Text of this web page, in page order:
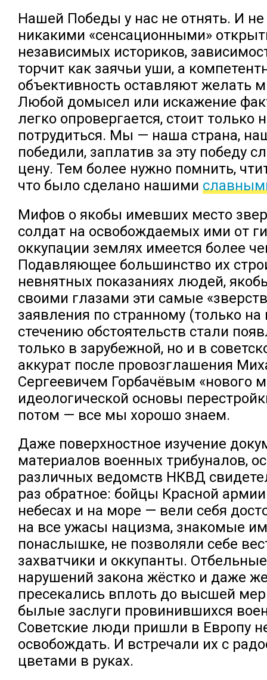
Нашей Победы у нас не отнять. И не
никакими «сенсационными»
независимых историков,
торчит как заячьи уши, а
объективность оставляют желать
Любой домысел или искажение
легко опровергается, стоит только
потрудиться. Мы — наша страна,
победили, заплатив за эту победу
цену. Тем более нужно помнить,
что было сделано нашими
Мифов о якобы имевших место
солдат на освобождаемых ими от
оккупации землях имеется более
Подавляющее большинство их
невнятных показаниях людей,
своими глазами эти самые
заявления по странному (только
стечению обстоятельств стали
только в зарубежной, но и в
аккурат после провозглашения
Сергеевичем Горбачёвым «нового
идеологической основы
потом — все мы хорошо знаем.
Даже поверхностное изучение
материалов военных трибуналов,
различных ведомств НКВД
раз обратное: бойцы Красной
небесах и на море — вели себя
на все ужасы нацизма, знакомые
понаслышке, не позволяли себе
захватчики и оккупанты.
нарушений закона жёстко и даже
пресекались вплоть до высшей
былые заслуги провинившихся
Советские люди пришли в Европу
освобождать. И встречали их с
цветами в руках.